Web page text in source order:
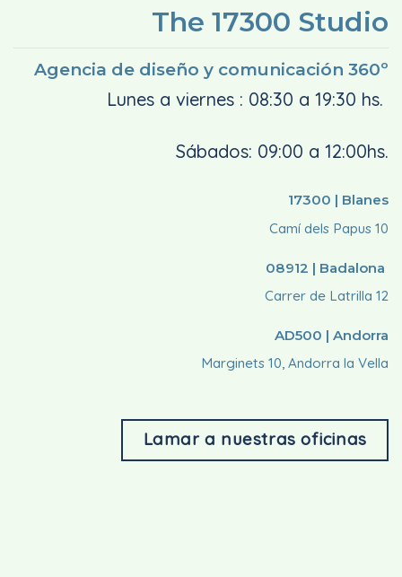
The 17300 Studio
Agencia de diseño y comunicación 360º
Lunes a viernes : 08:30 a 19:30 hs.
Sábados: 09:00 a 12:00hs.
17300 | Blanes
Camí dels Papus 10
08912 | Badalona
Carrer de Latrilla 12
AD500 | Andorra
Marginets 10, Andorra la Vella
Lamar a nuestras oficinas